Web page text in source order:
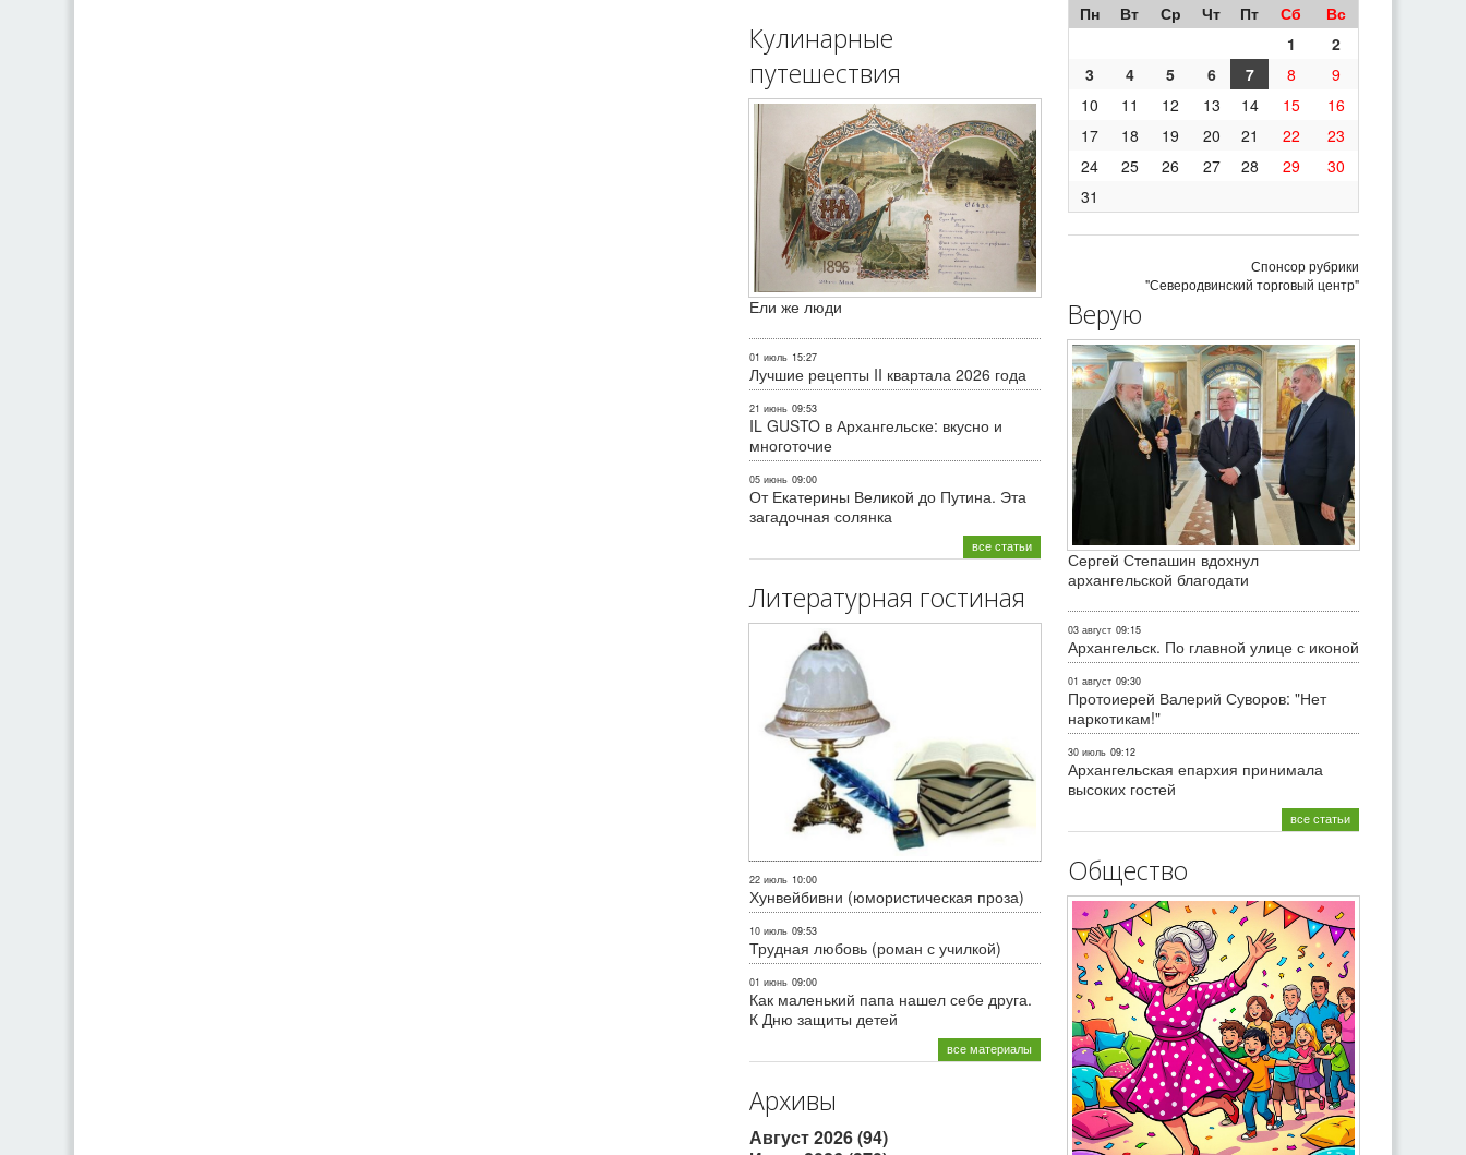
Кулинарные
путешествия
Ели же люди
01 июль 15:27
Лучшие рецепты II квартала 2026 года
21 июнь 09:53
IL GUSTO в Архангельске: вкусно и
многоточие
05 июнь 09:00
От Екатерины Великой до Путина. Эта
загадочная солянка
все статьи
Литературная гостиная
22 июль 10:00
Хунвейбивни (юмористическая проза)
10 июль 09:53
Трудная любовь (роман с училкой)
01 июнь 09:00
Как маленький папа нашел себе друга.
К Дню защиты детей
все материалы
Архивы
Август 2026 (94)
Пн Вт Ср Чт Пт Сб
Вс
1
2
3
4 5 6 7 8
9
10
11 12 13 14 15
16
17
18 19 20 21 22
23
24
25 26 27 28 29
30
31
Спонсор рубрики
"Северодвинский торговый центр"
Верую
Сергей Степашин вдохнул
архангельской благодати
03 август 09:15
Архангельск. По главной улице с иконой
01 август 09:30
Протоиерей Валерий Суворов: "Нет
наркотикам!"
30 июль 09:12
Архангельская епархия принимала
высоких гостей
все статьи
Общество